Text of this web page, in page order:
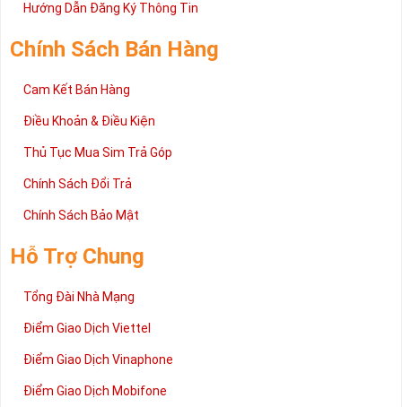
2 đang được rất nhiều khách hàng tin tưởng lựa chọn trên thị
cấp trong bài viết này sẽ giúp bạn hiểu rõ ý nghĩa và các bước đặt
mua sim số tại Sim Tiền Giang nhanh chóng nhất.
Chúc quý khách tìm được chiếc sim Tứ quý 2 như ý!
Hướng Dẫn Đăng Ký Thông Tin
Chính Sách Bán Hàng
Cam Kết Bán Hàng
Điều Khoản & Điều Kiện
Thủ Tục Mua Sim Trả Góp
Chính Sách Đổi Trả
Chính Sách Bảo Mật
Hỗ Trợ Chung
Tổng Đài Nhà Mạng
Điểm Giao Dịch Viettel
Điểm Giao Dịch Vinaphone
Điểm Giao Dịch Mobifone